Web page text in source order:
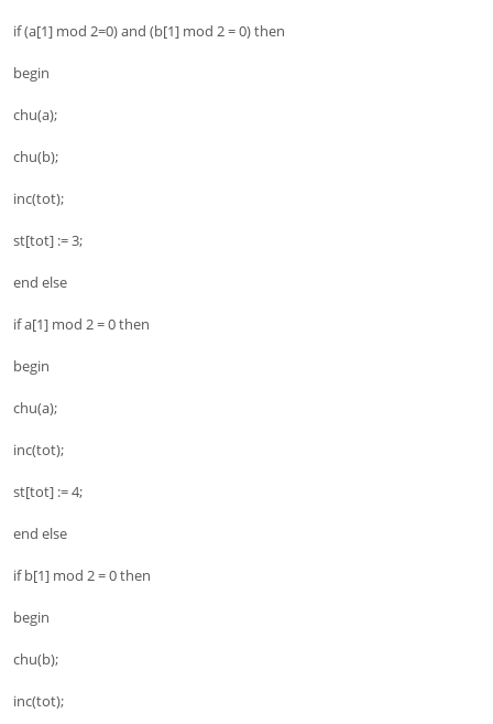
if (a[1] mod 2=0) and (b[1] mod 2 = 0) then
begin
chu(a);
chu(b);
inc(tot);
st[tot] := 3;
end else
if a[1] mod 2 = 0 then
begin
chu(a);
inc(tot);
st[tot] := 4;
end else
if b[1] mod 2 = 0 then
begin
chu(b);
inc(tot);